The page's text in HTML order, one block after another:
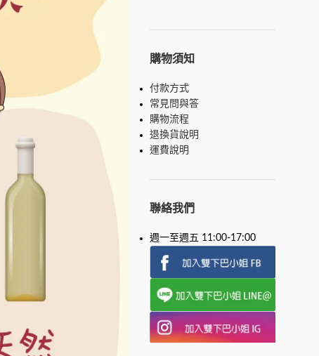
購物須知
付款方式
常見問與答
購物流程
退換貨說明
運費說明
聯絡我們
週一至週五 11:00-17:00